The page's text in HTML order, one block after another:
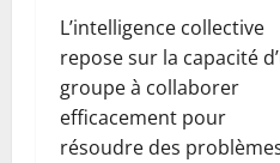
L’intelligence collective
repose sur la capacité
groupe à collaborer
efficacement pour
résoudre des